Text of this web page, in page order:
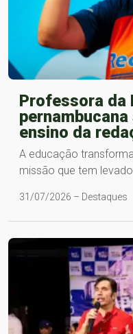
Professora da
ensino da
A educação
missão que tem
31/07/2026 – Destaques